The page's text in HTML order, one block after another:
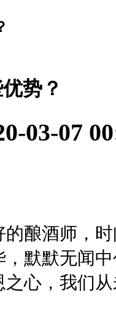
势？
03-07
酿酒师，
默默无闻
心，我们